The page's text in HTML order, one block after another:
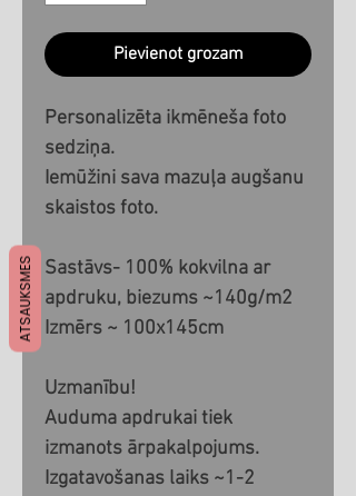
Pievienot grozam
Personalizēta ikmēneša foto
sedziņa.
Iemūžini sava mazuļa augšanu
skaistos foto.
Sastāvs- 100% kokvilna ar
apdruku, biezums ~140g/m2
Izmērs ~ 100x145cm
Uzmanību!
Auduma apdrukai tiek
izmanots ārpakalpojums.
Izgatavošanas laiks ~1-2
ATSAUKSMES